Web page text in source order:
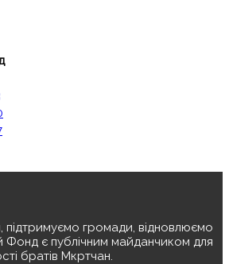
громади, відновлюємо
Фонд є публічним майданчиком для
братів Мкртчан.